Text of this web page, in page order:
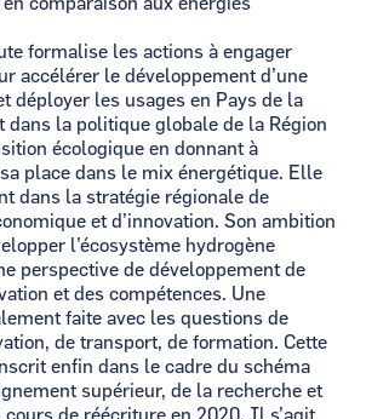
formalise les actions à engager
accélérer le développement d’une
déployer les usages en Pays de la
dans la politique globale de la Région
écologique en donnant à
place dans le mix énergétique. Elle
dans la stratégie régionale de
et d’innovation. Son ambition
l’écosystème hydrogène
perspective de développement de
et des compétences. Une
faite avec les questions de
de transport, de formation. Cette
enfin dans le cadre du schéma
supérieur, de la recherche et